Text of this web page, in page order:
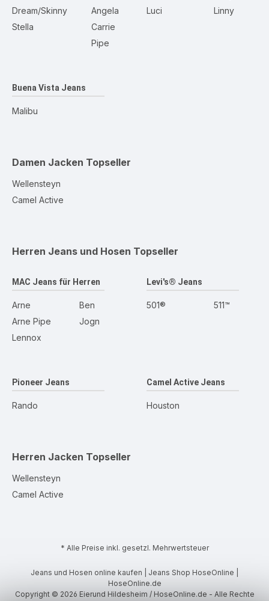
Dream/Skinny
Stella
Angela
Carrie
Pipe
Luci
Linny
Buena Vista Jeans
Malibu
Damen Jacken Topseller
Wellensteyn
Camel Active
Herren Jeans und Hosen Topseller
MAC Jeans für Herren
Arne
Arne Pipe
Lennox
Ben
Jogn
Levi's® Jeans
501® 511™
Pioneer Jeans
Rando
Camel Active Jeans
Houston
Herren Jacken Topseller
Wellensteyn
Camel Active
* Alle Preise inkl. gesetzl. Mehrwertsteuer
Jeans und Hosen online kaufen | Jeans Shop HoseOnline |
HoseOnline.de
Copyright © 2026 Eierund Hildesheim / HoseOnline.de - Alle Rechte